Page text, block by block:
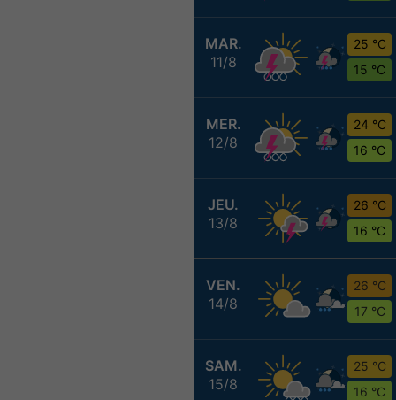
MAR.
11/8
25 °C
15 °C
MER.
12/8
24 °C
16 °C
JEU.
13/8
26 °C
16 °C
VEN.
14/8
26 °C
17 °C
SAM.
15/8
25 °C
16 °C